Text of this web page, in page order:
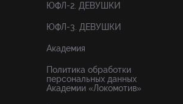
ЮФЛ-2. ДЕВУШКИ
ЮФЛ-3. ДЕВУШКИ
Академия
Политика обработки
персональных данных
Академии «Локомотив»